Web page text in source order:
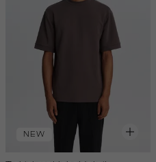
NEW